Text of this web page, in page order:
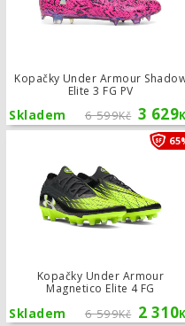
Kopačky Under Armour
Elite 3 FG PV
6 599Kč 3 629
Skladem
Kopačky Under Armour
Magnetico Elite 4 FG
6 599Kč 2 310
Skladem